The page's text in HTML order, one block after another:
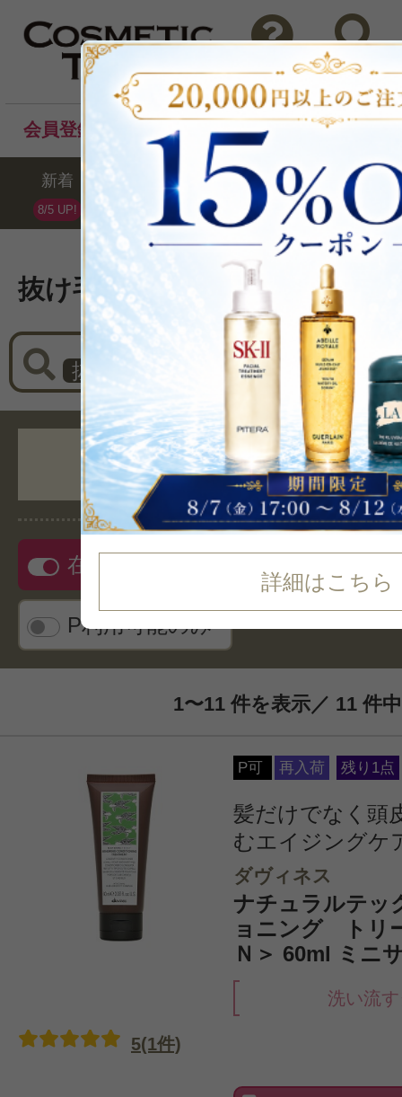
問い合わせ 検索
会員登録後のお買い物でポイントプレゼント！
新着
8/5 UP!
セール ランキング ブ
詳細はこちら
抜け毛予防商品リスト
抜け毛予防
人気順
在庫ありのみ
P利用可能のみ
1〜11 件を表示／ 11 件中
P可 再入荷 残り1点
髪だけでなく頭
むエイジングケ
ダヴィネス
ナチュラルテ
ョニング トリ
Ｎ＞ 60ml ミニ
洗い流
5(1件)